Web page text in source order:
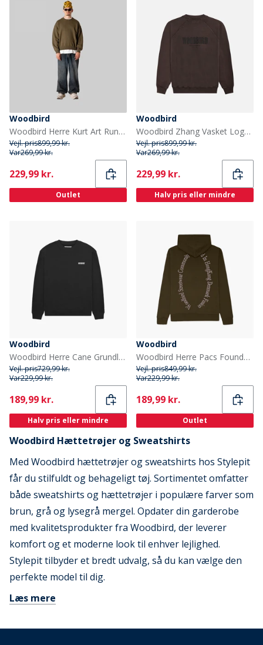
Woodbird
Woodbird Herre Kurt Art Rund Hals Svedtrøje Dark Brown
Vejl. pris899,99 kr.
Var269,99 kr.
Current
229,99 kr.
Outlet
Woodbird
Woodbird Zhang Vasket Logo Sweatshirt Brun
Vejl. pris899,99 kr.
Var269,99 kr.
Current
229,99 kr.
Halv pris eller mindre
Woodbird
Woodbird Herre Cane Grundlagt Sweatshirt Sort
Vejl. pris729,99 kr.
Var229,99 kr.
Current
189,99 kr.
Halv pris eller mindre
Woodbird
Woodbird Herre Pacs Founded Hættetrøje Dark Brown
Vejl. pris849,99 kr.
Var229,99 kr.
Current
189,99 kr.
Outlet
Woodbird Hættetrøjer og Sweatshirts
Med Woodbird hættetrøjer og sweatshirts hos Stylepit
får du stilfuldt og behageligt tøj. Sortimentet omfatter
både sweatshirts og hættetrøjer i populære farver som
brun, grå og lysegrå mergel. Opdater din garderobe
med kvalitetsprodukter fra Woodbird, der leverer
komfort og et moderne look til enhver lejlighed.
Stylepit tilbyder et bredt udvalg, så du kan vælge den
perfekte model til dig.
Læs mere